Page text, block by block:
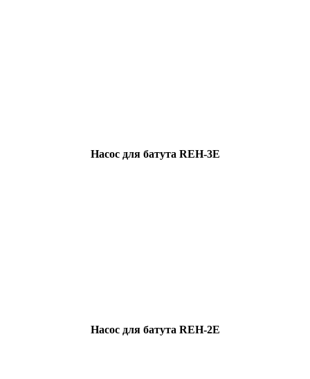
Насос для батута REH-3E
Насос для батута REH-2E